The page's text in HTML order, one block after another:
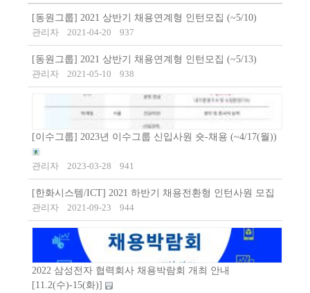
[동원그룹] 2021 상반기 채용연계형 인턴모집 (~5/10)
관리자
2021-04-20 937
[동원그룹] 2021 상반기 채용연계형 인턴모집 (~5/13)
관리자
2021-05-10 938
[이수그룹] 2023년 이수그룹 신입사원 숏-채용 (~4/17(월))
관리자 2023-03-28 941
[한화시스템/ICT] 2021 하반기 채용전환형 인턴사원 모집
관리자
2021-09-23 944
2022 삼성전자 협력회사 채용박람회 개최 안내
[11.2(수)-15(화)]